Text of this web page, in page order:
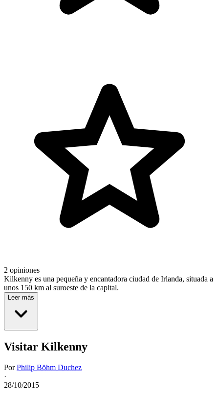
2 opiniones
Kilkenny es una pequeña y encantadora ciudad de Irlanda, ​​situada a
unos 150 km al suroeste de la capital.
Leer más
Visitar Kilkenny
PorPhilip Böhm Duchez
·
28/10/2015